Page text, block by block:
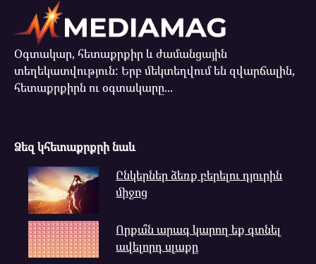
Օգտակար, հետաքրքիր և ժամանցային
տեղեկատվություն: Երբ մեկտեղվում են զվարճալին,
հետաքրքիրն ու օգտակարը...
Ձեզ կհետաքրքրի նաև
Ընկերներ ձեռք բերելու դյուրին
միջոց
Որքա՞ն արագ կարող եք գտնել
ավելորդ սլաքը